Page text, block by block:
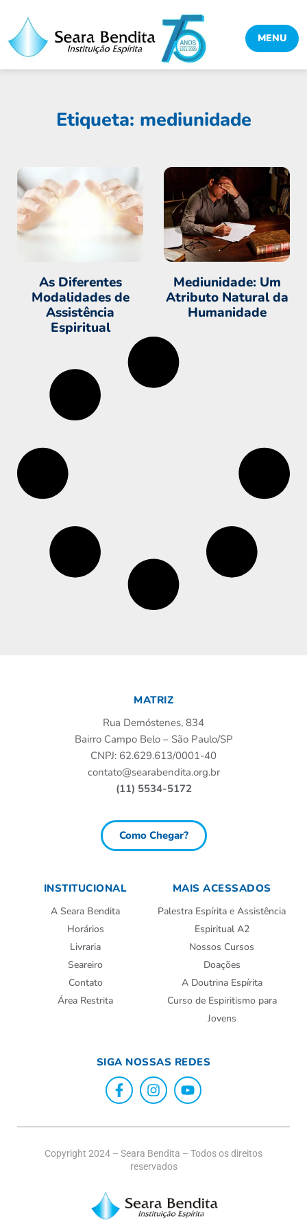
MENU
Etiqueta: mediunidade
As Diferentes
Modalidades de
Assistência
Espiritual
Mediunidade: Um
Atributo Natural da
Humanidade
MATRIZ
Rua Demóstenes, 834
Bairro Campo Belo – São Paulo/SP
CNPJ: 62.629.613/0001-40
contato@searabendita.org.br
(11) 5534-5172
Como Chegar?
INSTITUCIONAL
A Seara Bendita
Horários
Livraria
Seareiro
Contato
Área Restrita
MAIS ACESSADOS
Palestra Espírita e Assistência
Espiritual A2
Nossos Cursos
Doações
A Doutrina Espírita
Curso de Espiritismo para
Jovens
SIGA NOSSAS REDES
Copyright 2024 – Seara Bendita – Todos os direitos
reservados